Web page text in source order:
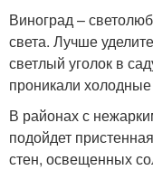
Виноград –
света. Лучше
светлый уголок в
проникали холодные
В районах с
подойдет
стен, освещенных